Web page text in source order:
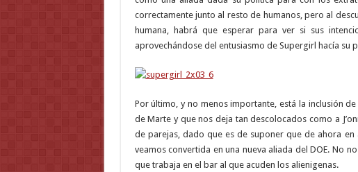
correctamente junto al resto de humanos, pero al
humana, habrá que esperar para ver si sus
aprovechándose del entusiasmo de Supergirl hacía su
Por último, y no menos importante, está la inclusión
de Marte y que nos deja tan descolocados como a
de parejas, dado que es de suponer que de ahora
veamos convertida en una nueva aliada del DOE. No
que trabaja en el bar al que acuden los alienigenas.